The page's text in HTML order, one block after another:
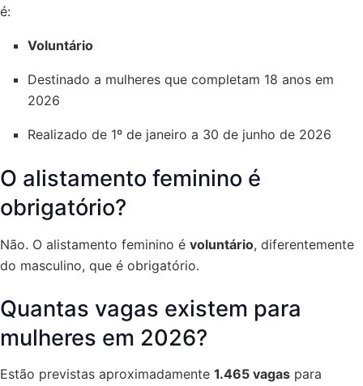
é:
Voluntário
Destinado a mulheres que completam 18 anos em
2026
Realizado de 1º de janeiro a 30 de junho de 2026
O alistamento feminino é
obrigatório?
Não. O alistamento feminino é voluntário, diferentemente
do masculino, que é obrigatório.
Quantas vagas existem para
mulheres em 2026?
Estão previstas aproximadamente 1.465 vagas para